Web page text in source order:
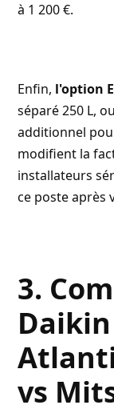
à 1 200 €.
Enfin, l'option
séparé 250 L,
additionnel
modifient la
installateurs
ce poste après
3.
vs